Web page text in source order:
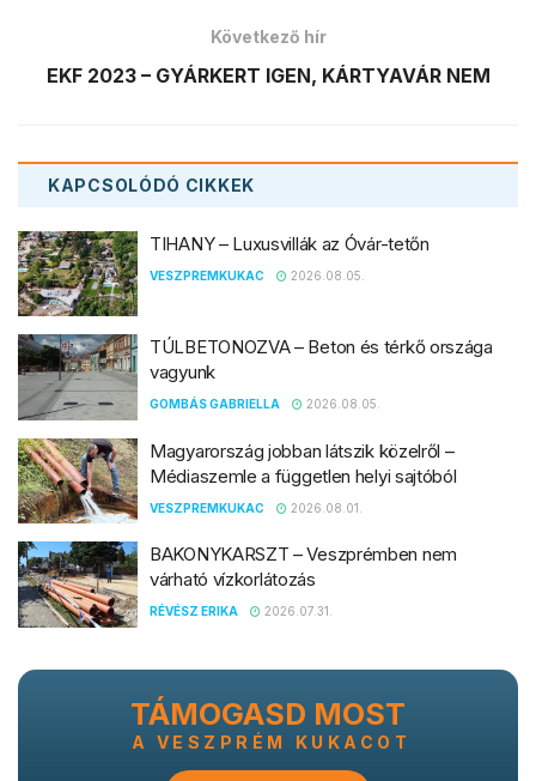
Következő hír
EKF 2023 – GYÁRKERT IGEN, KÁRTYAVÁR NEM
KAPCSOLÓDÓ CIKKEK
TIHANY – Luxusvillák az Óvár-tetőn
VESZPREMKUKAC 2026.08.05.
TÚLBETONOZVA – Beton és térkő országa
vagyunk
GOMBÁS GABRIELLA 2026.08.05.
Magyarország jobban látszik közelről –
Médiaszemle a független helyi sajtóból
VESZPREMKUKAC 2026.08.01.
BAKONYKARSZT – Veszprémben nem
várható vízkorlátozás
RÉVÉSZ ERIKA 2026.07.31.
TÁMOGASD MOST
A VESZPRÉM KUKACOT